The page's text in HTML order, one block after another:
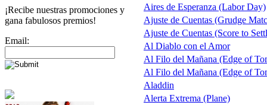
¡Recibe nuestras promociones y
gana fabulosos premios!
Email:
Aires de Esperanza (Labor Day)
Ajuste de Cuentas (Grudge
Ajuste de Cuentas (Score to
Al Diablo con el Amor
Al Filo del Mañana (Edge of
Al Filo del Mañana (Edge of
Aladdin
Alerta Extrema (Plane)